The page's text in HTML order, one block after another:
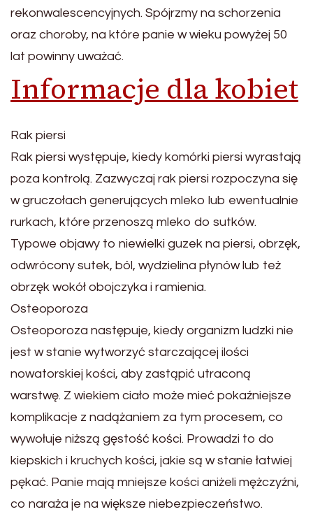
rekonwalescencyjnych. Spójrzmy na schorzenia
oraz choroby, na które panie w wieku powyżej 50
lat powinny uważać.
Informacje dla kobiet
Rak piersi
Rak piersi występuje, kiedy komórki piersi wyrastają
poza kontrolą. Zazwyczaj rak piersi rozpoczyna się
w gruczołach generujących mleko lub ewentualnie
rurkach, które przenoszą mleko do sutków.
Typowe objawy to niewielki guzek na piersi, obrzęk,
odwrócony sutek, ból, wydzielina płynów lub też
obrzęk wokół obojczyka i ramienia.
Osteoporoza
Osteoporoza następuje, kiedy organizm ludzki nie
jest w stanie wytworzyć starczającej ilości
nowatorskiej kości, aby zastąpić utraconą
warstwę. Z wiekiem ciało może mieć pokaźniejsze
komplikacje z nadążaniem za tym procesem, co
wywołuje niższą gęstość kości. Prowadzi to do
kiepskich i kruchych kości, jakie są w stanie łatwiej
pękać. Panie mają mniejsze kości aniżeli mężczyźni,
co naraża je na większe niebezpieczeństwo.